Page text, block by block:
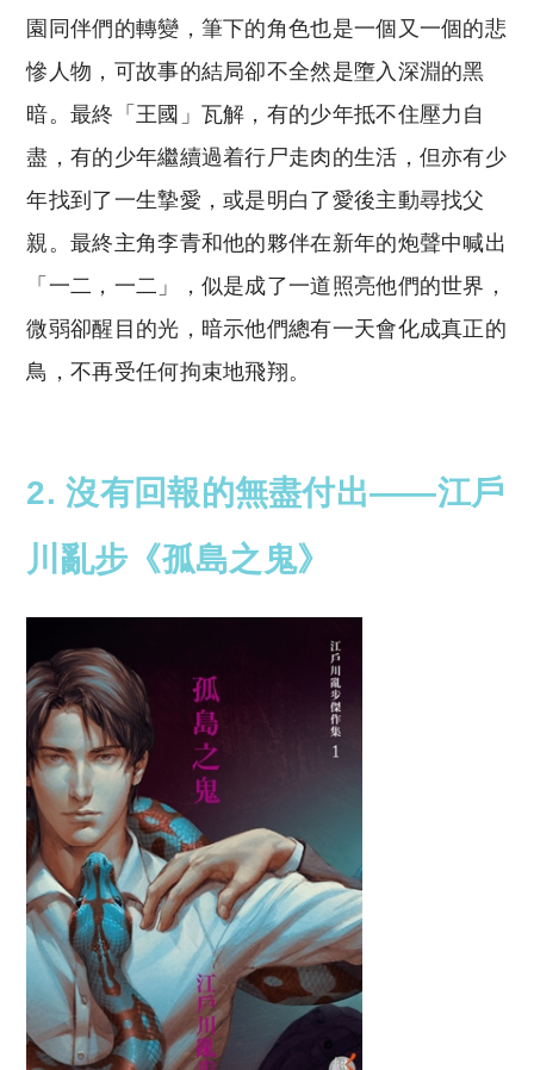
園同伴們的轉變，筆下的角色也是一個又一個的悲
慘人物，可故事的結局卻不全然是墮入深淵的黑
暗。最終「王國」瓦解，有的少年抵不住壓力自
盡，有的少年繼續過着行尸走肉的生活，但亦有少
年找到了一生摯愛，或是明白了愛後主動尋找父
親。最終主角李青和他的夥伴在新年的炮聲中喊出
「一二，一二」，似是成了一道照亮他們的世界，
微弱卻醒目的光，暗示他們總有一天會化成真正的
鳥，不再受任何拘束地飛翔。
2. 沒有回報的無盡付出——江戶
川亂步《孤島之鬼》